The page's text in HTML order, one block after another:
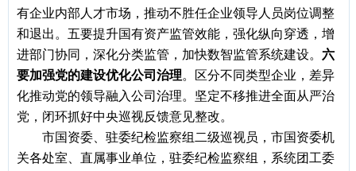
有企业内部人才市场，推动不胜任企业领导人员岗位调整
和退出。五要提升国有资产监管效能，强化纵向穿透，增
进部门协同，深化分类监管，加快数智监管系统建设。 六
要加强党的建设优化公司治理。区分不同类型企业，差异
化推动党的领导融入公司治理。坚定不移推进全面从严治
党，闭环抓好中央巡视反馈意见整改。
市国资委、驻委纪检监察组二级巡视员，市国资委机
关各处室、直属事业单位，驻委纪检监察组，系统团工委